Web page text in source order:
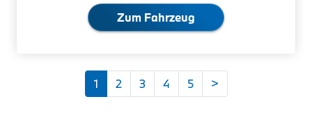
Zum Fahrzeug
1 2 3 4 5 >